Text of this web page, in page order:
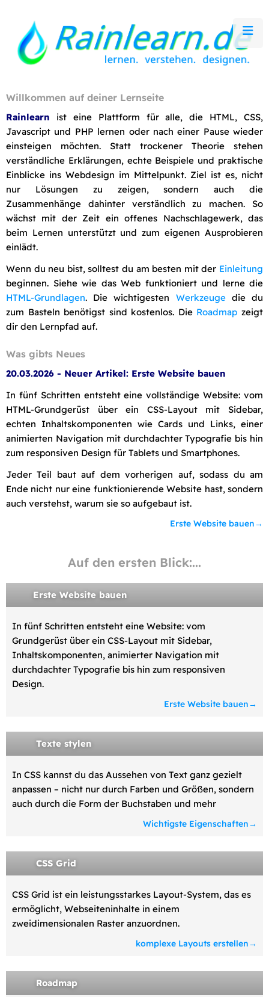
Willkommen auf deiner Lernseite
Rainlearn ist eine Plattform für alle, die HTML, CSS,
Javascript und PHP lernen oder nach einer Pause wieder
einsteigen möchten. Statt trockener Theorie stehen
verständliche Erklärungen, echte Beispiele und praktische
Einblicke ins Webdesign im Mittelpunkt. Ziel ist es, nicht
nur Lösungen zu zeigen, sondern auch die
Zusammenhänge dahinter verständlich zu machen. So
wächst mit der Zeit ein offenes Nachschlagewerk, das
beim Lernen unterstützt und zum eigenen Ausprobieren
einlädt.
Wenn du neu bist, solltest du am besten mit der Einleitung
beginnen. Siehe wie das Web funktioniert und lerne die
HTML-Grundlagen. Die wichtigesten Werkzeugedie du
zum Basteln benötigst sind kostenlos. Die Roadmap zeigt
dir den Lernpfad auf.
Was gibts Neues
20.03.2026 - Neuer Artikel: Erste Website bauen
In fünf Schritten entsteht eine vollständige Website: vom
HTML-Grundgerüst über ein CSS-Layout mit Sidebar,
echten Inhaltskomponenten wie Cards und Links, einer
animierten Navigation mit durchdachter Typografie bis hin
zum responsiven Design für Tablets und Smartphones.
Jeder Teil baut auf dem vorherigen auf, sodass du am
Ende nicht nur eine funktionierende Website hast, sondern
auch verstehst, warum sie so aufgebaut ist.
Erste Website bauen
Auf den ersten Blick:...
Erste Website bauen
In fünf Schritten entsteht eine Website: vom
Grundgerüst über ein CSS-Layout mit Sidebar,
Inhaltskomponenten, animierter Navigation mit
durchdachter Typografie bis hin zum responsiven
Design.
Erste Website bauen
Texte stylen
In CSS kannst du das Aussehen von Text ganz gezielt
anpassen – nicht nur durch Farben und Größen, sondern
auch durch die Form der Buchstaben und mehr
Wichtigste Eigenschaften
CSS Grid
CSS Grid ist ein leistungsstarkes Layout-System, das es
ermöglicht, Webseiteninhalte in einem
zweidimensionalen Raster anzuordnen.
komplexe Layouts erstellen
Roadmap